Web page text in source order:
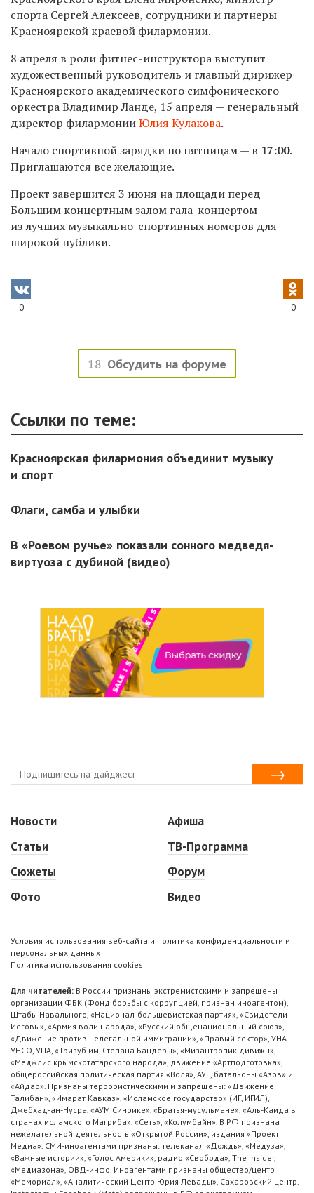
спорта Сергей Алексеев, сотрудники и партнеры
Красноярской краевой филармонии.
8 апреля в роли фитнес-инструктора выступит
художественный руководитель и главный дирижер
Красноярского академического симфонического
оркестра Владимир Ланде, 15 апреля — генеральный
директор филармонииЮлия Кулакова.
Начало спортивной зарядки по пятницам — в 17:00.
Приглашаются все желающие.
Проект завершится 3 июня на площади перед
Большим концертным залом гала-концертом
из лучших музыкально-спортивных номеров для
широкой публики.
0 0
18 Обсудить на форуме
Ссылки по теме:
Красноярская филармония объединит музыку
и спорт
Флаги, самба и улыбки
В «Роевом ручье» показали сонного медведя-
виртуоза с дубиной (видео)
Новости
Статьи
Сюжеты
Фото
Афиша
ТВ-Программа
Форум
Видео
Условия использования веб-сайта и политика конфиденциальности и
персональных данных
Политика использования cookies
Для читателей: В России признаны экстремистскими и запрещены
организации ФБК (Фонд борьбы с коррупцией, признан иноагентом),
Штабы Навального, «Национал-большевистская партия», «Свидетели
Иеговы», «Армия воли народа», «Русский общенациональный союз»,
«Движение против нелегальной иммиграции», «Правый сектор», УНА-
УНСО, УПА, «Тризуб им. Степана Бандеры», «Мизантропик дивижн»,
«Меджлис крымскотатарского народа», движение «Артподготовка»,
общероссийская политическая партия «Воля», АУЕ, батальоны «Азов» и
«Айдар». Признаны террористическими и запрещены: «Движение
Талибан», «Имарат Кавказ», «Исламское государство» (ИГ, ИГИЛ),
Джебхад-ан-Нусра, «АУМ Синрике», «Братья-мусульмане», «Аль-Каида в
странах исламского Магриба», «Сеть», «Колумбайн». В РФ признана
нежелательной деятельность «Открытой России», издания «Проект
Медиа». СМИ-иноагентами признаны: телеканал «Дождь», «Медуза»,
«Важные истории», «Голос Америки», радио «Свобода», The Insider,
«Медиазона», ОВД-инфо. Иноагентами признаны общество/центр
«Мемориал», «Аналитический Центр Юрия Левады», Сахаровский центр.